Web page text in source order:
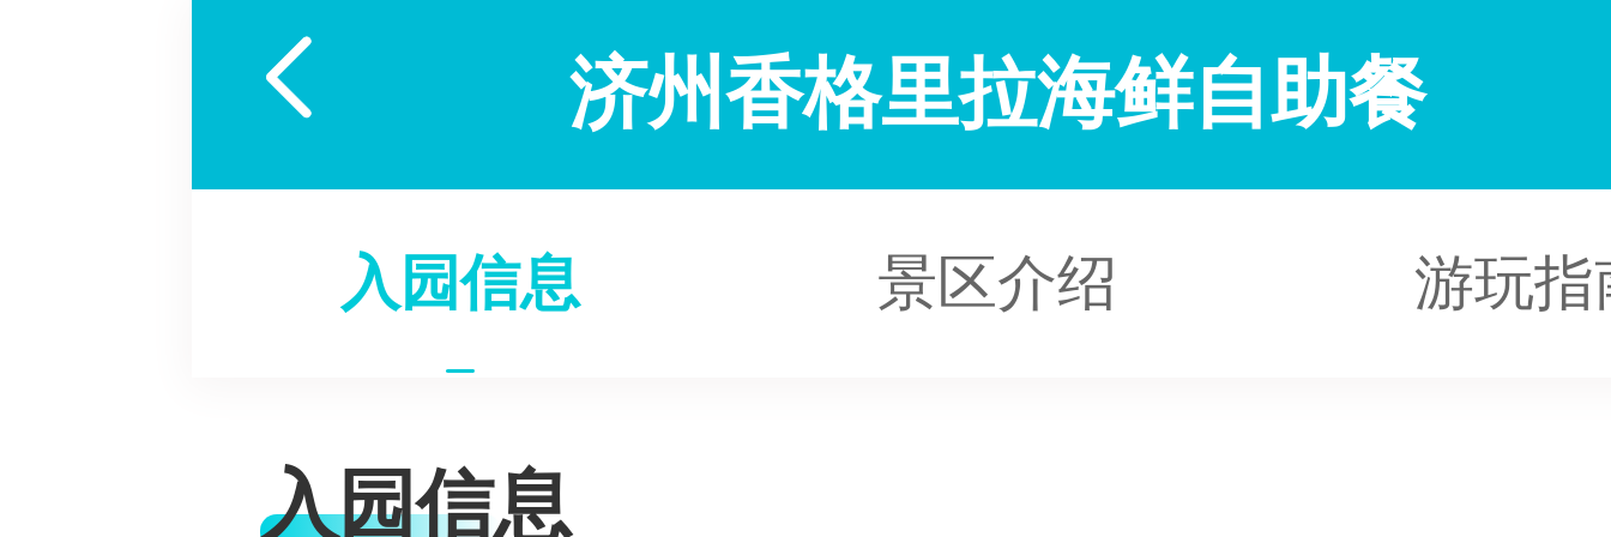
 济州香格里拉海鲜自助餐
入园信息 景区介绍 游玩指
入园信息